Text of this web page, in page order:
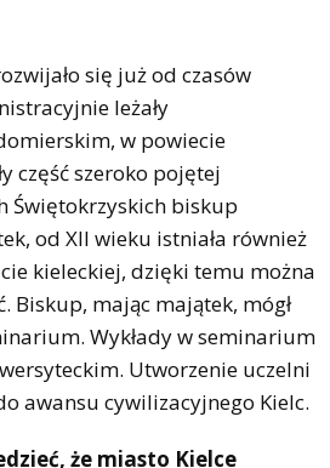
się już od czasów
leżały
w powiecie
część szeroko pojętej
Świętokrzyskich biskup
od XII wieku istniała również
kieleckiej, dzięki temu można
Biskup, mając majątek, mógł
Wykłady w seminarium
Utworzenie uczelni
awansu cywilizacyjnego Kielc.
że miasto Kielce